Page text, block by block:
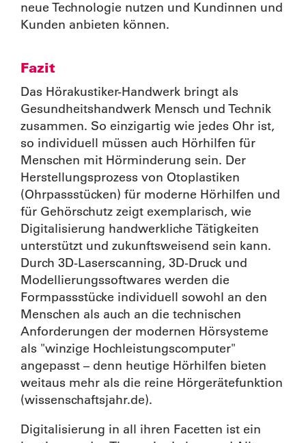
neue Technologie nutzen und Kundinnen und
Kunden anbieten können.
Fazit
Das Hörakustiker-Handwerk bringt als
Gesundheitshandwerk Mensch und Technik
zusammen. So einzigartig wie jedes Ohr ist,
so individuell müssen auch Hörhilfen für
Menschen mit Hörminderung sein. Der
Herstellungsprozess von Otoplastiken
(Ohrpassstücken) für moderne Hörhilfen und
für Gehörschutz zeigt exemplarisch, wie
Digitalisierung handwerkliche Tätigkeiten
unterstützt und zukunftsweisend sein kann.
Durch 3D-Laserscanning, 3D-Druck und
Modellierungssoftwares werden die
Formpassstücke individuell sowohl an den
Menschen als auch an die technischen
Anforderungen der modernen Hörsysteme
als "winzige Hochleistungscomputer"
angepasst – denn heutige Hörhilfen bieten
weitaus mehr als die reine Hörgerätefunktion
(wissenschaftsjahr.de).
Digitalisierung in all ihren Facetten ist ein